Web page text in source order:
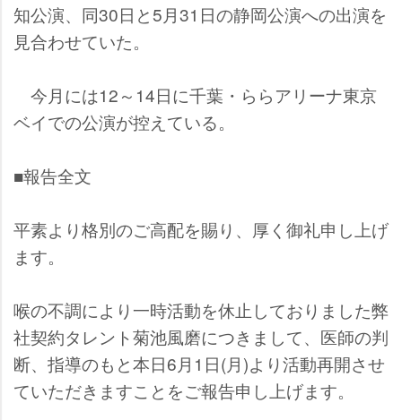
知公演、同30日と5月31日の静岡公演への出演を
見合わせていた。
今月には12～14日に千葉・ららアリーナ東京
ベイでの公演が控えている。
■報告全文
平素より格別のご高配を賜り、厚く御礼申し上げ
ます。
喉の不調により一時活動を休止しておりました弊
社契約タレント菊池風磨につきまして、医師の判
断、指導のもと本日6月1日(月)より活動再開させ
ていただきますことをご報告申し上げます。